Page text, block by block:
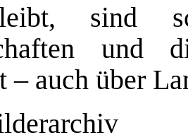
sind
und
– auch über